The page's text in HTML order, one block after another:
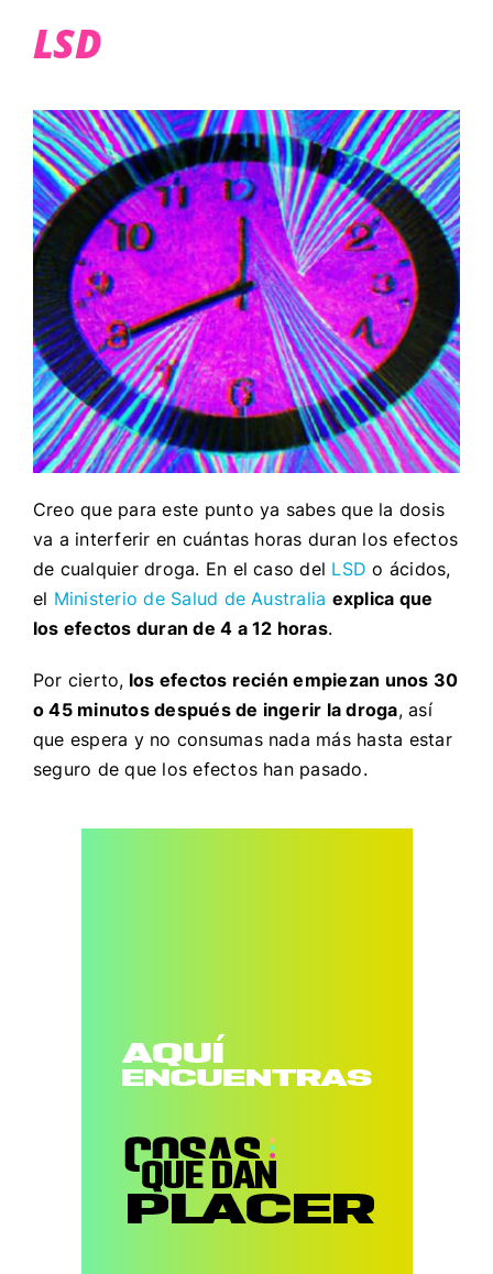
LSD
Creo que para este punto ya sabes que la dosis
va a interferir en cuántas horas duran los efectos
de cualquier droga. En el caso del LSD o ácidos,
el Ministerio de Salud de Australia explica que
los efectos duran de 4 a 12 horas.
Por cierto, los efectos recién empiezan unos 30
o 45 minutos después de ingerir la droga, así
que espera y no consumas nada más hasta estar
seguro de que los efectos han pasado.